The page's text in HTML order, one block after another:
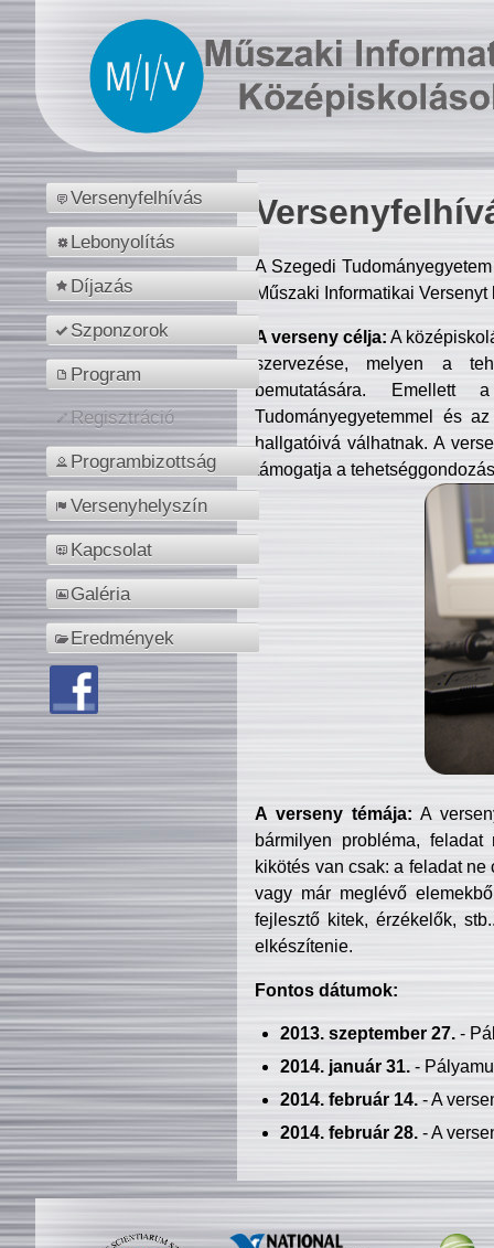
Versenyfelhívás
Lebonyolítás
Díjazás
Szponzorok
Program
Regisztráció
Programbizottság
Versenyhelyszín
Kapcsolat
Galéria
Eredmények
A Szegedi
Műszaki Informatikai
A verseny célja: A
szervezése, melyen a
bemutatására. Emellett
Tudományegyetemmel és
hallgatóivá válhatnak. A
támogatja a
A verseny témája: A
bármilyen probléma, feladat
kikötés van csak: a feladat
vagy már meglévő
fejlesztő kitek, érzékelők,
elkészítenie.
Fontos dátumok:
2013. szeptember 27.-
2014. január 31.-
2014. február 14.- A
2014. február 28.- A